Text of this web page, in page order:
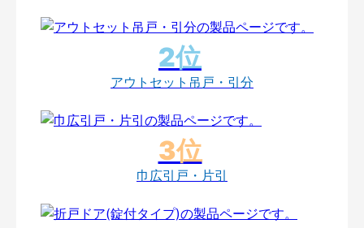
アウトセット吊戸・引分
巾広引戸・片引